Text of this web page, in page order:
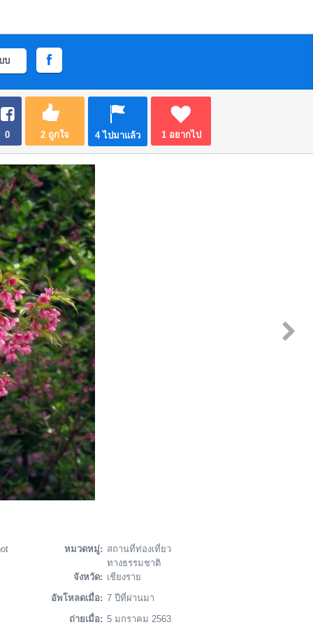
บ
0 2ถูกใจ 4ไปมาแล้ว 1อยากไป
หมวดหมู่: สถานที่ท่องเที่ยว
ทางธรรมชาติ
จังหวัด: เชียงราย
อัพโหลดเมื่อ: 7 ปีที่ผ่านมา
ถ่ายเมื่อ: 5 มกราคม 2563